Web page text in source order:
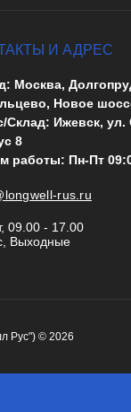
И АДРЕС
Москва,
Новое
Ижевск, ул.
8
работы: Пн-Пт
rus.ru
09.00 - 17.00
Выходные
Рус") © 2026